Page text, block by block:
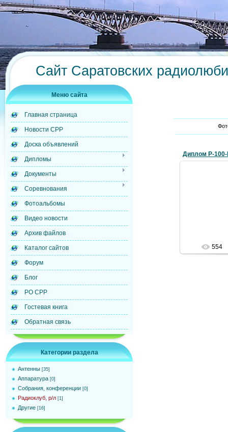
Сайт Саратовских
Меню сайта
Главная страница
Новости СРР
Доска объявлений
Дипломы
Документы
Соревнования
Фотоальбомы
Видео новости
Архив файлов
Каталог сайтов
Форум
Блог
РО СРР
Гостевая книга
Обратная связь
Категории раздела
Антенны [35]
Аппаратура [0]
Собрания, конференции [0]
Радиоклуб, р/л [1]
Другие [16]
Диплом Р-
554